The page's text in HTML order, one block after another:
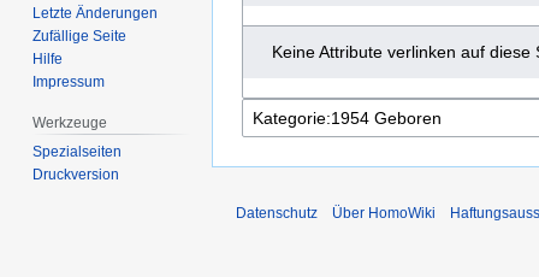
Keine Attribute verlinken auf diese
Letzte Änderungen
Zufällige Seite
Hilfe
Impressum
Werkzeuge
Spezialseiten
Druckversion
Datenschutz Über HomoWiki